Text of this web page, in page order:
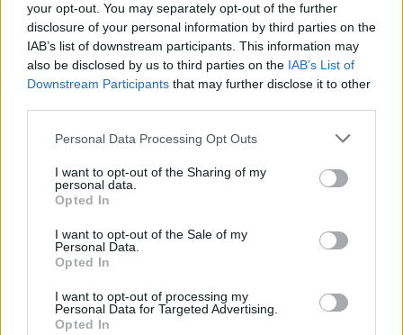
your opt-out. You may separately opt-out of the further
disclosure of your personal information by third parties on the
IAB’s list of downstream participants. This information may
also be disclosed by us to third parties on the IAB’s List of
Downstream Participants that may further disclose it to other
Please note that this website/app uses one or more Google
not limited to your visit or usage behaviour. You may click to
grant or deny consent to Google and its third-party tags to
use your data for below specified purposes in below Google
consent section.
Personal Data Processing Opt Outs
I want to opt-out of the Sharing of my
personal data.
Opted In
I want to opt-out of the Sale of my
Personal Data.
Opted In
I want to opt-out of processing my
Personal Data for Targeted Advertising.
Opted In